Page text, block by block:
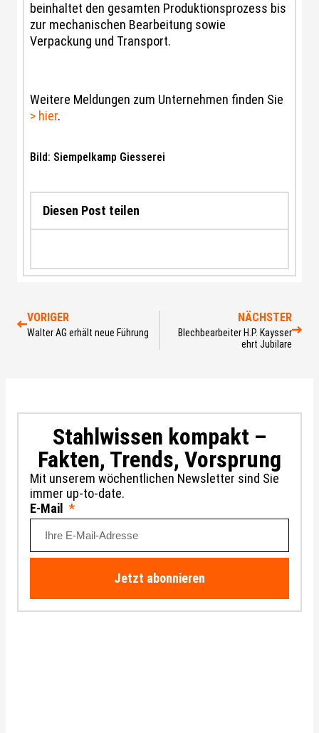
beinhaltet den gesamten Produktionsprozess bis
zur mechanischen Bearbeitung sowie
Verpackung und Transport.
Weitere Meldungen zum Unternehmen finden Sie
> hier.
Bild: Siempelkamp Giesserei
Diesen Post teilen
VORIGER
Walter AG erhält neue Führung
NÄCHSTER
Blechbearbeiter H.P. Kaysser
ehrt Jubilare
Stahlwissen kompakt –
Fakten, Trends, Vorsprung
Mit unserem wöchentlichen Newsletter sind Sie
immer up-to-date.
E-Mail
Jetzt abonnieren